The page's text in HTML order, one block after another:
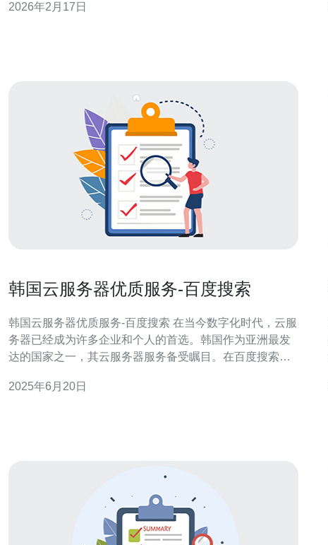
务进行详细对比，帮助用户找到最适合自己的解决方案。
2026年2月17日
韩国云服务器优质服务-百度搜索
韩国云服务器优质服务-百度搜索 在当今数字化时代，云服
务器已经成为许多企业和个人的首选。韩国作为亚洲最发
达的国家之一，其云服务器服务备受瞩目。在百度搜索
源，为您提供最佳的选择。 韩国云服务器提供的优质服务
2025年6月20日